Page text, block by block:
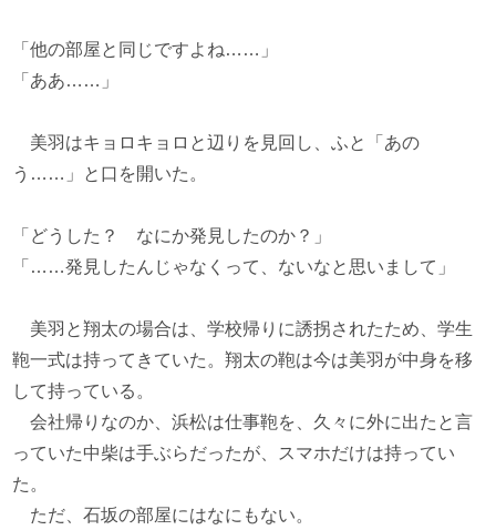
「他の部屋と同じですよね……」
「ああ……」
美羽はキョロキョロと辺りを見回し、ふと「あの
う……」と口を開いた。
「どうした？ なにか発見したのか？」
「……発見したんじゃなくって、ないなと思いまして」
美羽と翔太の場合は、学校帰りに誘拐されたため、学生
鞄一式は持ってきていた。翔太の鞄は今は美羽が中身を移
して持っている。
会社帰りなのか、浜松は仕事鞄を、久々に外に出たと言
っていた中柴は手ぶらだったが、スマホだけは持ってい
た。
ただ、石坂の部屋にはなにもない。